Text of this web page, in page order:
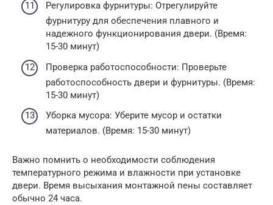
Регулировка фурнитуры: Отрегулируйте
фурнитуру для обеспечения плавного и
надежного функционирования двери. (Время:
15-30 минут)
Проверка работоспособности: Проверьте
работоспособность двери и фурнитуры. (Время:
15-30 минут)
Уборка мусора: Уберите мусор и остатки
материалов. (Время: 15-30 минут)
Важно помнить о необходимости соблюдения
температурного режима и влажности при установке
двери. Время высыхания монтажной пены составляет
обычно 24 часа.